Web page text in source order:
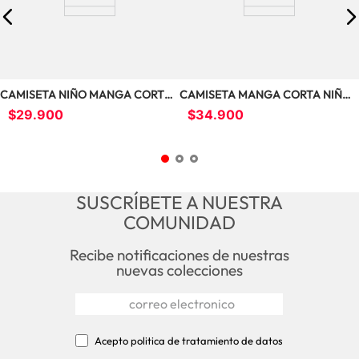
CAMISETA NIÑO MANGA CORTA
CUELLO REDOND UN0948
$29.900
CAMISETA MANGA CORTA NIÑO
UN0650
$34.900
SUSCRÍBETE A NUESTRA
COMUNIDAD
Recibe notificaciones de nuestras
nuevas colecciones
Acepto politica de tratamiento de datos